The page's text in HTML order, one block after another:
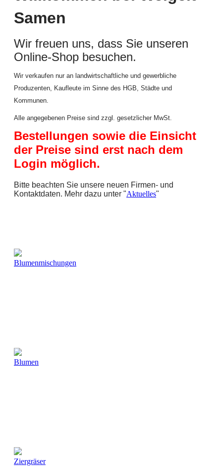
Samen
Wir freuen uns, dass Sie unseren
Online-Shop besuchen.
Wir verkaufen nur an landwirtschaftliche und gewerbliche
Produzenten, Kaufleute im Sinne des HGB, Städte und
Kommunen.
Alle angegebenen Preise sind zzgl. gesetzlicher MwSt.
Bestellungen sowie die Einsicht
der Preise sind erst nach dem
Login möglich.
Bitte beachten Sie unsere neuen Firmen- und
Kontaktdaten. Mehr dazu unter "Aktuelles"
Blumenmischungen
Blumen
Ziergräser